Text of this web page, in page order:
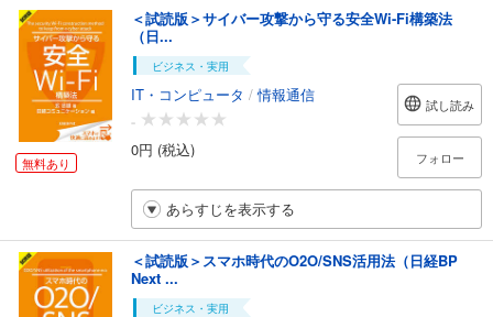
無料あり
＜試読版＞サイバー攻撃から守る安全Wi-Fi構築法
（日...
ビジネス・実用
IT・コンピュータ /情報通信
-
0円 (税込)
試し読み
フォロー
あらすじを表示する
＜試読版＞スマホ時代のO2O/SNS活用法（日経BP
Next ...
ビジネス・実用